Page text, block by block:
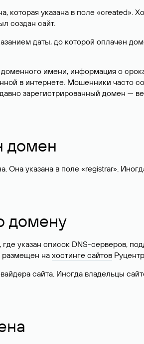
которая указана в поле «created».
создан сайт.
даты, до которой оплачен
имени, информация о
в интернете. Мошенники часто
зарегистрированный домен —
домен
указана в поле «registrar».
домену
указан список DNS-серверов,
размещен на хостинге сайтов
сайта. Иногда владельцы